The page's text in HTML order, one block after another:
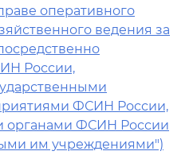
оперативного
ведения за
России,
ФСИН России,
органами ФСИН России
им учреждениями")